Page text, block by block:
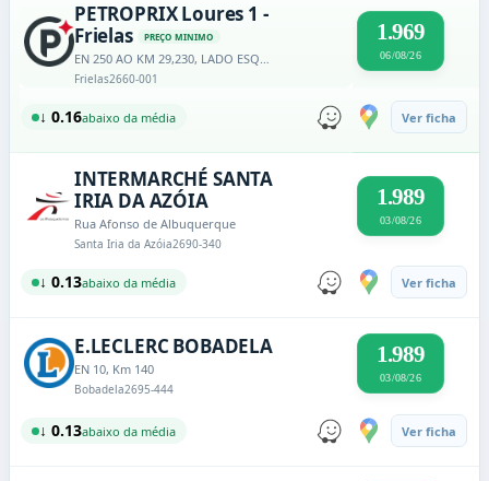
PETROPRIX Loures 1 -
Frielas
PREÇO MINIMO
EN 250 AO KM 29,230, LADO ESQUERDO
Frielas2660-001
1.969
06/08/26
↓ 0.16abaixo da média Ver ficha
INTERMARCHÉ SANTA
IRIA DA AZÓIA
Rua Afonso de Albuquerque
Santa Iria da Azóia2690-340
1.989
03/08/26
↓ 0.13abaixo da média Ver ficha
E.LECLERC BOBADELA
EN 10, Km 140
Bobadela2695-444
1.989
03/08/26
↓ 0.13abaixo da média Ver ficha